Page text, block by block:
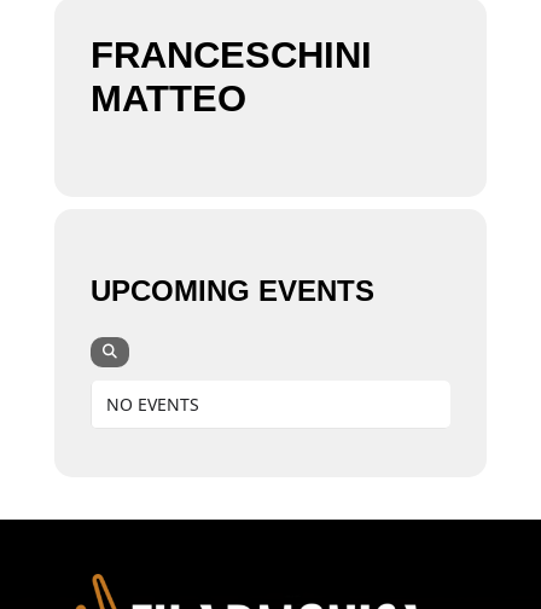
FRANCESCHINI
MATTEO
UPCOMING EVENTS
NO EVENTS